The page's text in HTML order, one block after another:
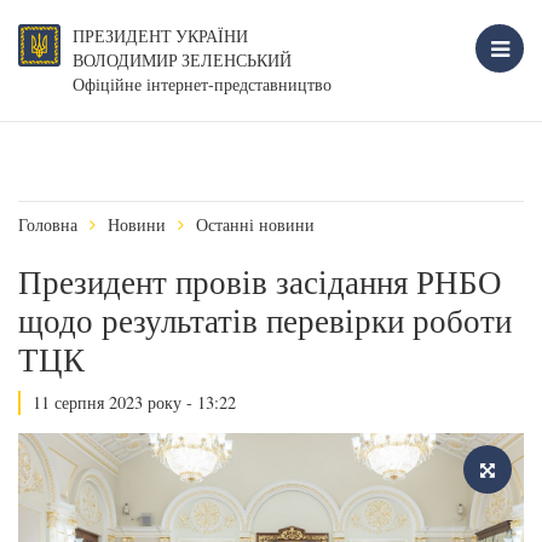
ПРЕЗИДЕНТ УКРАЇНИ
ВОЛОДИМИР ЗЕЛЕНСЬКИЙ
Офіційне інтернет-представництво
Головна Новини Останні новини
Президент провів засідання РНБО
щодо результатів перевірки роботи
ТЦК
11 серпня 2023 року - 13:22